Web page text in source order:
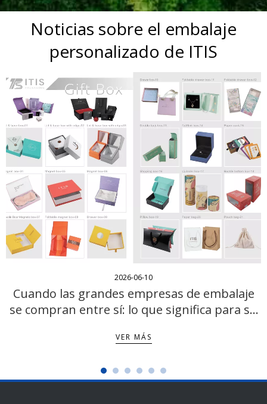
Noticias sobre el embalaje
personalizado de ITIS
2026-06-10
Cuando las grandes empresas de embalaje
se compran entre sí: lo que significa para su
VER MÁS